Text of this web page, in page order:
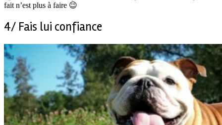
fait n’est plus à faire 😉
4/ Fais lui confiance